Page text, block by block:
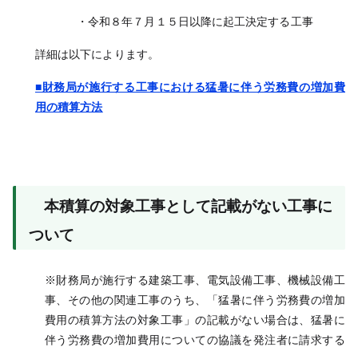
・令和８年７月１５日以降に起工決定する工事
詳細は以下によります。
■財務局が施行する工事における猛暑に伴う労務費の増加費
用の積算方法
本積算の対象工事として記載がない工事に
ついて
※財務局が施行する建築工事、電気設備工事、機械設備工
事、その他の関連工事のうち、「猛暑に伴う労務費の増加
費用の積算方法の対象工事」の記載がない場合は、猛暑に
伴う労務費の増加費用についての協議を発注者に請求する